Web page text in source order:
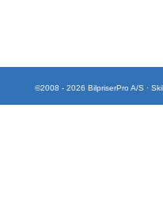
©2008 - 2026 BilpriserPro A/S ·